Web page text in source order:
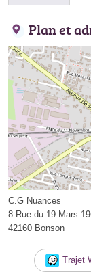
Plan et
C.G Nuances
8 Rue du 19 Mars
42160 Bonson
Trajet